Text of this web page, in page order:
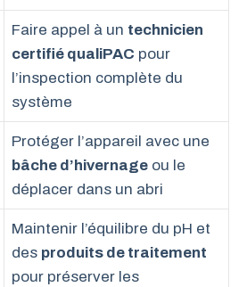
Faire appel à un technicien
certifié qualiPAC pour
l’inspection complète du
système
Protéger l’appareil avec une
bâche d’hivernage ou le
déplacer dans un abri
Maintenir l’équilibre du pH et
des produits de traitement
pour préserver les